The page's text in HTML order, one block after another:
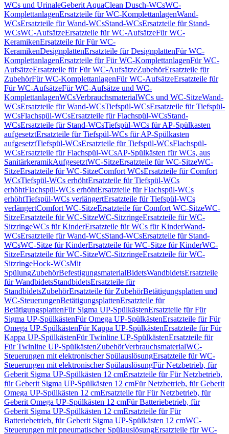
WCs und UrinaleGeberit AquaClean Dusch-WCsWC-
KomplettanlagenErsatzteile für WC-KomplettanlagenWand-
WCsErsatzteile für Wand-WCsStand-WCsErsatzteile für Stand-
WCsWC-AufsätzeErsatzteile für WC-AufsätzeFür WC-
KeramikenErsatzteile für Für WC-
KeramikenDesignplattenErsatzteile für DesignplattenFür WC-
KomplettanlagenErsatzteile für Für WC-KomplettanlagenFür WC-
AufsätzeErsatzteile für Für WC-AufsätzeZubehörErsatzteile für
ZubehörFür WC-KomplettanlagenFür WC-AufsätzeErsatzteile für
Für WC-AufsätzeFür WC-Aufsätze und WC-
KomplettanlagenWCsVerbrauchsmaterialWCs und WC-SitzeWand-
WCsErsatzteile für Wand-WCsTiefspül-WCsErsatzteile für Tiefspül-
WCsFlachspül-WCsErsatzteile für Flachspül-WCsStand-
WCsErsatzteile für Stand-WCsTiefspül-WCs für AP-Spülkasten
aufgesetztErsatzteile für Tiefspül-WCs für AP-Spülkasten
aufgesetztTiefspül-WCsErsatzteile für Tiefspül-WCsFlachspül-
WCsErsatzteile für Flachspül-WCsAP-Spülkästen für WCs, aus
SanitärkeramikAufgesetztWC-SitzeErsatzteile für WC-SitzeWC-
SitzeErsatzteile für WC-SitzeComfort WCsErsatzteile für Comfort
WCsTiefspül-WCs erhöhtErsatzteile für Tiefspül-WCs
erhöhtFlachspül-WCs erhöhtErsatzteile für Flachspül-WCs
erhöhtTiefspül-WCs verlängertErsatzteile für Tiefspül-WCs
verlängertComfort WC-SitzeErsatzteile für Comfort WC-SitzeWC-
SitzeErsatzteile für WC-SitzeWC-SitzringeErsatzteile für WC-
SitzringeWCs für KinderErsatzteile für WCs für KinderWand-
WCsErsatzteile für Wand-WCsStand-WCsErsatzteile für Stand-
WCsWC-Sitze für KinderErsatzteile für WC-Sitze für KinderWC-
SitzeErsatzteile für WC-SitzeWC-SitzringeErsatzteile für WC-
SitzringeHock-WCsMit
SpülungZubehörBefestigungsmaterialBidetsWandbidetsErsatzteile
für WandbidetsStandbidetsErsatzteile für
StandbidetsZubehörErsatzteile für ZubehörBetätigungsplatten und
WC-SteuerungenBetätigungsplattenErsatzteile für
BetätigungsplattenFür Sigma UP-SpülkästenErsatzteile für Für
Sigma UP-SpülkästenFür Omega UP-SpülkästenErsatzteile für Für
Omega UP-SpülkästenFür Kappa UP-SpülkästenErsatzteile für Für
Kappa UP-SpülkästenFür Twinline UP-SpülkästenErsatzteile für
Für Twinline UP-SpülkästenZubehörVerbrauchsmaterialWC-
Steuerungen mit elektronischer SpülauslösungErsatzteile für WC-
Steuerungen mit elektronischer SpülauslösungFür Netzbetrieb, für
Geberit Sigma UP-Spülkästen 12 cmErsatzteile für Für Netzbetrieb,
für Geberit Sigma UP-Spülkästen 12 cmFür Netzbetrieb, für Geberit
Omega UP-Spülkästen 12 cmErsatzteile für Für Netzbetrieb, für
Geberit Omega UP-Spülkästen 12 cmFür Batteriebetrieb, für
Geberit Sigma UP-Spülkästen 12 cmErsatzteile für Für
Batteriebetrieb, für Geberit Sigma UP-Spülkästen 12 cmWC-
Steuerungen mit pneumatischer SpülauslösungErsatzteile für WC-